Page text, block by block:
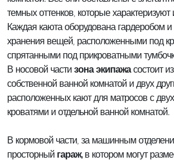
темных оттенков, которые
Каждая каюта оборудована гардеробом и
хранения вещей, расположенными под
спрятанными под прикроватными
В носовой части зона экипажасостоит
собственной ванной комнатой и двух
расположенных кают для матросов с
кроватями и отдельной ванной комнатой.
В кормовой части, за машинным
просторный гараж, в котором могут